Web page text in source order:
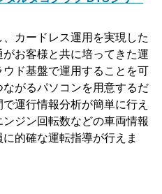
カードレス運用を実現した
お客様と共に培ってきた運
ド基盤で運用することを可
がるパソコンを用意するだ
運行情報分析が簡単に行え
ジン回転数などの車両情報
的確な運転指導が行えま